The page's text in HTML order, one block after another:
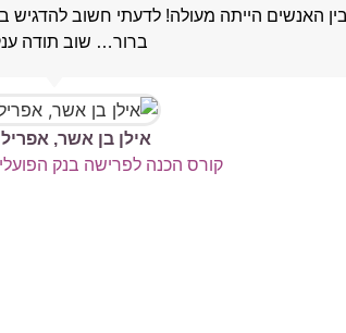
האנשים הייתה מעולה! לדעתי חשוב להדגיש
ברור… שוב תודה
אילן בן אשר, אפריל 2016
קורס הכנה לפרישה בנק